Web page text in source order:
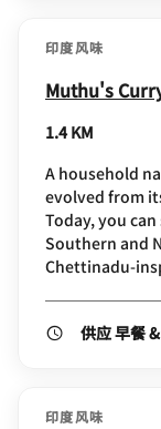
印度风味
Muthu's
1.4 KM
A household
evolved from
Today, you
Southern and
Chettinadu-
印度风味